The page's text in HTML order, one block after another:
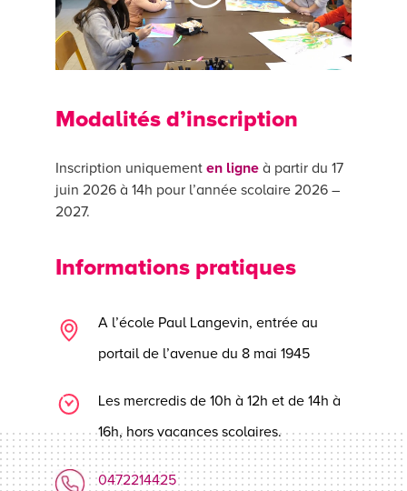
Modalités d’inscription
Inscription uniquement en ligne à partir du 17
juin 2026 à 14h pour l’année scolaire 2026 –
2027.
Informations pratiques
A l’école Paul Langevin, entrée au
portail de l’avenue du 8 mai 1945
Les mercredis de 10h à 12h et de 14h à
16h, hors vacances scolaires.
0472214425